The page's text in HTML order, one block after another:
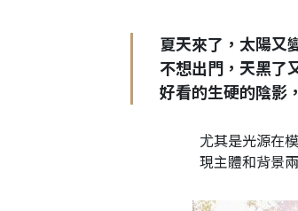
夏天來了，太陽又
不想出門，天黑了
好看的生硬的陰影
尤其是光源在
現主體和背景